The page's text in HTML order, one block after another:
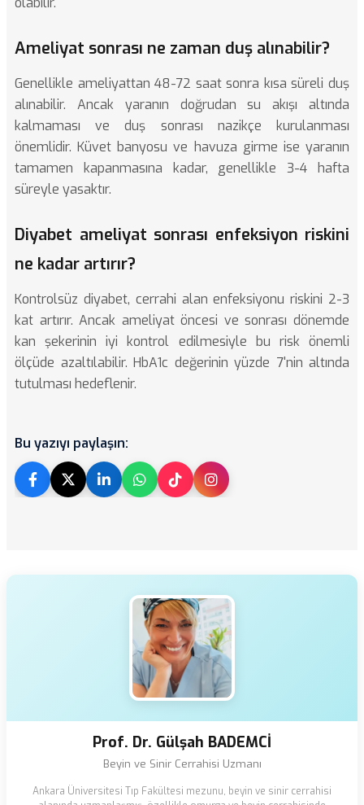
Ameliyat sonrası ne zaman duş alınabilir?
Genellikle ameliyattan 48-72 saat sonra kısa süreli duş
alınabilir. Ancak yaranın doğrudan su akışı altında
kalmaması ve duş sonrası nazikçe kurulanması
önemlidir. Küvet banyosu ve havuza girme ise yaranın
tamamen kapanmasına kadar, genellikle 3-4 hafta
süreyle yasaktır.
Diyabet ameliyat sonrası enfeksiyon riskini
ne kadar artırır?
Kontrolsüz diyabet, cerrahi alan enfeksiyonu riskini 2-3
kat artırır. Ancak ameliyat öncesi ve sonrası dönemde
kan şekerinin iyi kontrol edilmesiyle bu risk önemli
ölçüde azaltılabilir. HbA1c değerinin yüzde 7'nin altında
tutulması hedeflenir.
Bu yazıyı paylaşın:
Prof. Dr. Gülşah BADEMCİ
Beyin ve Sinir Cerrahisi Uzmanı
Ankara Üniversitesi Tıp Fakültesi mezunu, beyin ve sinir cerrahisi